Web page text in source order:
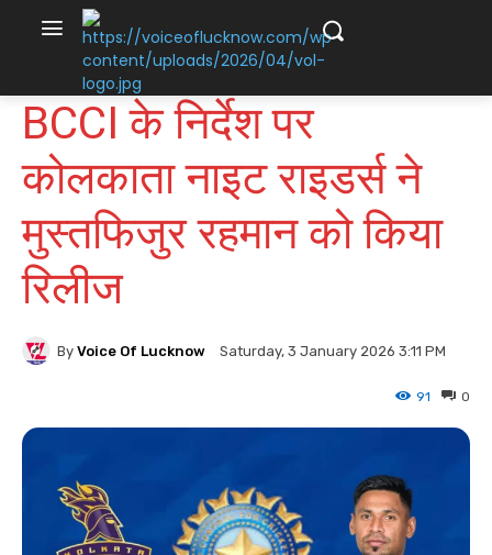
BCCI के निर्देश पर
कोलकाता नाइट राइडर्स ने
मुस्तफिजुर रहमान को किया
रिलीज
By Voice Of Lucknow Saturday, 3 January 2026 3:11 PM
0
91